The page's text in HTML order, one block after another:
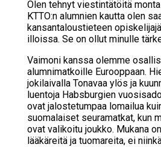
Olen tehnyt viestintätöitä
KTTO:n alumnien kautta olen
kansantaloustieteen
illoissa. Se on ollut minulle
Vaimoni kanssa olemme
alumnimatkoille Eurooppaan.
jokilaivalla Tonavaa ylös ja
luentoja Habsburgien
ovat jalostetumpaa lomailua
suomalaiset seuramatkat, kun
ovat valikoitu joukko. Mukana
lääkäreitä ja tuomareita, ei